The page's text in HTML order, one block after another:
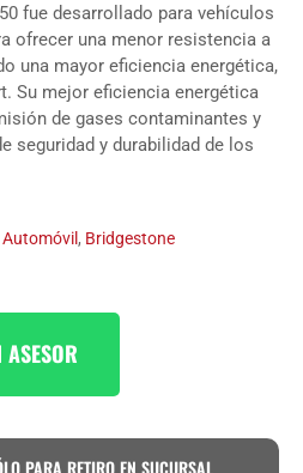
fue desarrollado para vehículos
ofrecer una menor resistencia a
una mayor eficiencia energética,
Su mejor eficiencia energética
de gases contaminantes y
seguridad y durabilidad de los
Automóvil , Bridgestone
PARA RETIRO EN SUCURSAL